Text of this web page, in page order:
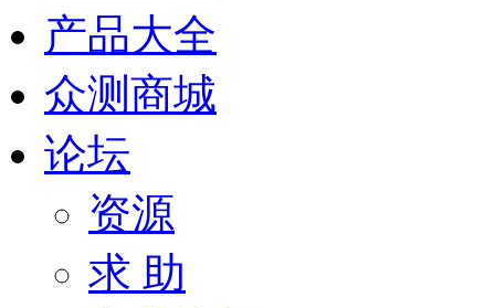
产品大全
众测商城
论坛
资源
求 助